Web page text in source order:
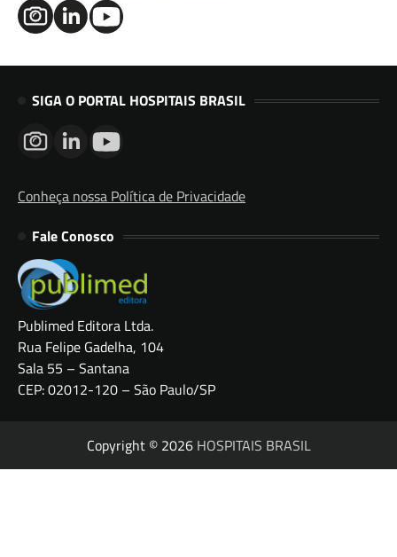
SIGA O PORTAL HOSPITAIS BRASIL
Conheça nossa Política de Privacidade
Fale Conosco
Publimed Editora Ltda.
Rua Felipe Gadelha, 104
Sala 55 – Santana
CEP: 02012-120 – São Paulo/SP
Copyright © 2026 HOSPITAIS BRASIL